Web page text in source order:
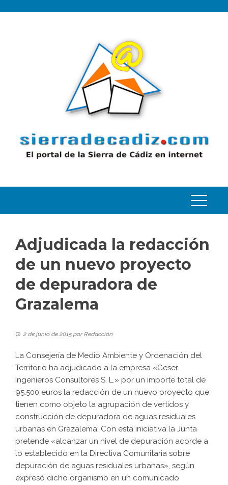
Adjudicada la redacción
de un nuevo proyecto
de depuradora de
Grazalema
2 de junio de 2015 porRedacción
La Consejería de Medio Ambiente y Ordenación del
Territorio ha adjudicado a la empresa «Geser
Ingenieros Consultores S. L.» por un importe total de
95.500 euros la redacción de un nuevo proyecto que
tienen como objeto la agrupación de vertidos y
construcción de depuradora de aguas residuales
urbanas en Grazalema. Con esta iniciativa la Junta
pretende «alcanzar un nivel de depuración acorde a
lo establecido en la Directiva Comunitaria sobre
depuración de aguas residuales urbanas», según
expresó dicho organismo en un comunicado